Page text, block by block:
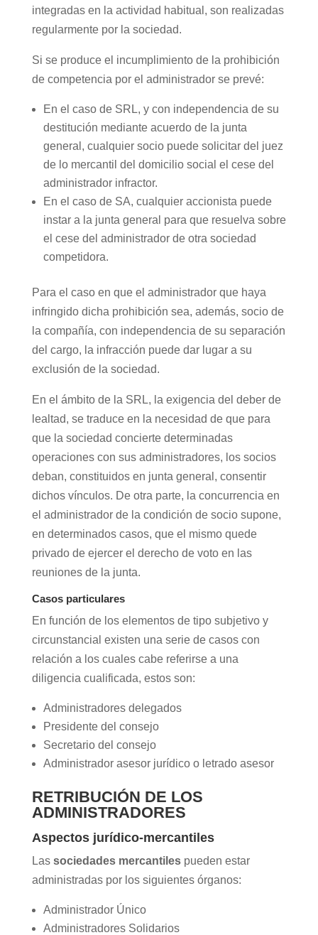
integradas en la actividad habitual, son realizadas
regularmente por la sociedad.
Si se produce el incumplimiento de la prohibición
de competencia por el administrador se prevé:
En el caso de SRL, y con independencia de su
destitución mediante acuerdo de la junta
general, cualquier socio puede solicitar del juez
de lo mercantil del domicilio social el cese del
administrador infractor.
En el caso de SA, cualquier accionista puede
instar a la junta general para que resuelva sobre
el cese del administrador de otra sociedad
competidora.
Para el caso en que el administrador que haya
infringido dicha prohibición sea, además, socio de
la compañía, con independencia de su separación
del cargo, la infracción puede dar lugar a su
exclusión de la sociedad.
En el ámbito de la SRL, la exigencia del deber de
lealtad, se traduce en la necesidad de que para
que la sociedad concierte determinadas
operaciones con sus administradores, los socios
deban, constituidos en junta general, consentir
dichos vínculos. De otra parte, la concurrencia en
el administrador de la condición de socio supone,
en determinados casos, que el mismo quede
privado de ejercer el derecho de voto en las
reuniones de la junta.
Casos particulares
En función de los elementos de tipo subjetivo y
circunstancial existen una serie de casos con
relación a los cuales cabe referirse a una
diligencia cualificada, estos son:
Administradores delegados
Presidente del consejo
Secretario del consejo
Administrador asesor jurídico o letrado asesor
RETRIBUCIÓN DE LOS
ADMINISTRADORES
Aspectos jurídico-mercantiles
Las sociedades mercantilespueden estar
administradas por los siguientes órganos:
Administrador Único
Administradores Solidarios